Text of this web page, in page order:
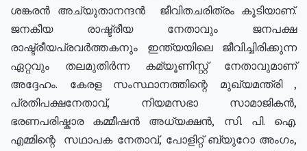
ശങ്കരൻ അച്യുതാനന്ദൻ ജീവിതചരിത്രം കൂടിയാണ്.
ജനകീയ രാഷ്ട്രീയ നേതാവും ജനപക്ഷ
രാഷ്ട്രീയപ്രവർത്തകനും ഇന്ത്യയിലെ ജീവിച്ചിരിക്കുന്ന
ഏറ്റവും തലമുതിർന്ന കമ്യൂണിസ്റ്റ് നേതാവുമാണ്
അദ്ദേഹം. കേരള സംസ്ഥാനത്തിന്റെ മുഖ്യമന്ത്രി ,
പ്രതിപക്ഷനേതാവ്, നിയമസഭാ സാമാജികൻ,
ഭരണപരിഷ്കാര കമ്മീഷൻ അധ്യക്ഷൻ, സി. പി. ഐ.
എമ്മിന്റെ സഥാപക നേതാവ്, പോളിറ്റ് ബ്യുറോ അംഗം,